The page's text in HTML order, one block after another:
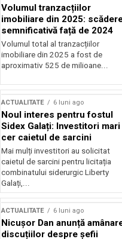
Volumul tranzacțiilor
imobiliare din 2025:
semnificativă față de 2024
Volumul total al tranzacțiilor
imobiliare din 2025 a fost de
aproximativ 525 de milioane...
ACTUALITATE 6 luni ago
Noul interes pentru fostul
Sidex Galați: Investitori mari
cer caietul de sarcini
Mai mulți investitori au solicitat
caietul de sarcini pentru licitația
combinatului siderurgic Liberty
Galați,...
ACTUALITATE 6 luni ago
Nicușor Dan anunță
discuțiilor despre șefii